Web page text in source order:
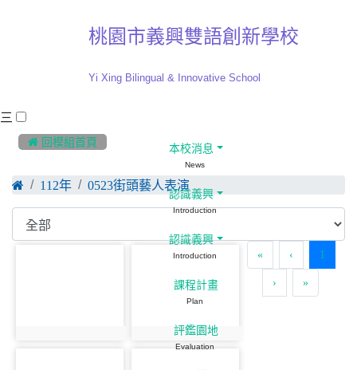
:::
 回模組首頁
112年 0523街頭藝人表演
« ‹ 1
› »
桃園市義興雙語創新學校
Yi Xing Bilingual & Innovative School
三
本校消息
News
認識義興
Introduction
認識義興
Introduction
課程計畫
Plan
評鑑園地
Evaluation